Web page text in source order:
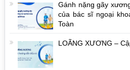
Gánh nặng gãy
của bác sĩ ngoại
Toàn
LOÃNG XƯƠNG –